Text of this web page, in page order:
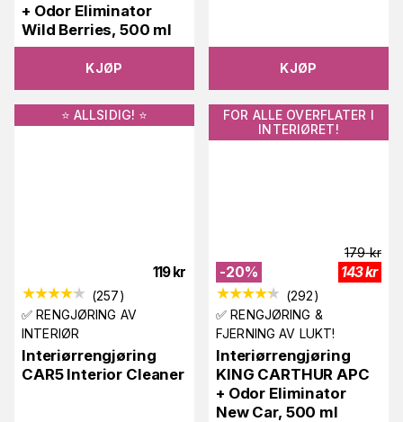
+ Odor Eliminator
Wild Berries, 500 ml
KJØP KJØP
⭐️ ALLSIDIG! ⭐️
119 kr
(257)
✅ RENGJØRING AV
INTERIØR
Interiørrengjøring
CAR5 Interior Cleaner
FOR ALLE OVERFLATER I
INTERIØRET!
-20%
179 kr
143kr
(292)
✅ RENGJØRING &
FJERNING AV LUKT!
Interiørrengjøring
KING CARTHUR APC
+ Odor Eliminator
New Car, 500 ml